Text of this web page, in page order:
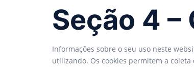
Seção 4 –
Informações sobre o seu uso neste
utilizando. Os cookies permitem a